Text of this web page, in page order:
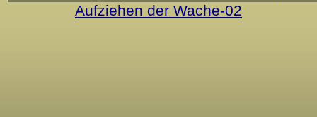
Aufziehen der Wache-02